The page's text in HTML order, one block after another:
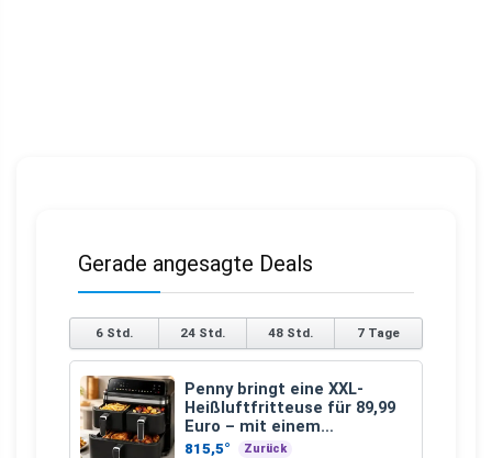
Gerade angesagte Deals
6 Std. 24 Std. 48 Std. 7 Tage
Penny bringt eine XXL-
Heißluftfritteuse für 89,99
Euro – mit einem
besonderen Vorteil
815,5° Zurück